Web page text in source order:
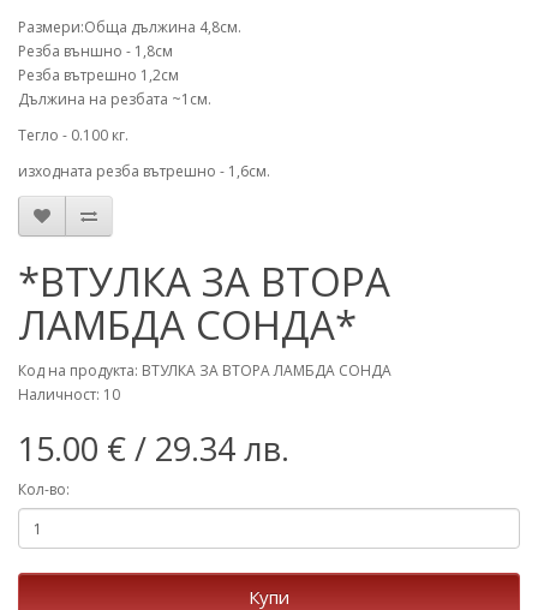
Размери:Обща дължина 4,8см.
Резба външно - 1,8см
Резба вътрешно 1,2см
Дължина на резбата ~1см.
Тегло - 0.100 кг.
изходната резба вътрешно - 1,6см.
*ВТУЛКА ЗА ВТОРА
ЛАМБДА СОНДА*
Код на продукта: ВТУЛКА ЗА ВТОРА ЛАМБДА СОНДА
Наличност: 10
15.00 €/ 29.34 лв.
Кол-во:
Купи